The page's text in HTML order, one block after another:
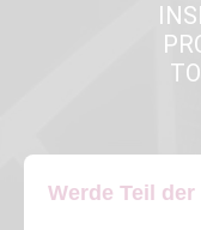
Werde Teil